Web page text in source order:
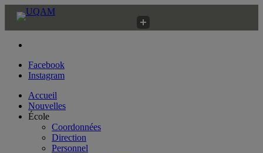
Facebook
Instagram
Accueil
Nouvelles
École
Coordonnées
Direction
Personnel